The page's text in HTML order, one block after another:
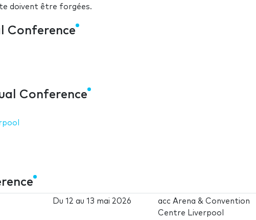
doivent être forgées.
Conference
Conference
Du12 au13 mai 2026
acc Arena & Convention
Centre Liverpool